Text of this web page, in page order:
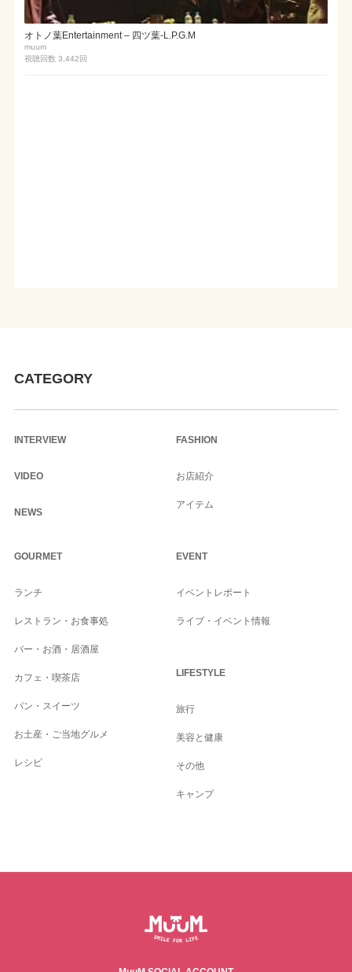
オトノ葉Entertainment – 四ツ葉-L.P.G.M
muum
視聴回数 3,442 回
CATEGORY
INTERVIEW
VIDEO
NEWS
FASHION
お店紹介
アイテム
GOURMET
ランチ
レストラン・お食事処
バー・お酒・居酒屋
カフェ・喫茶店
パン・スイーツ
お土産・ご当地グルメ
レシピ
EVENT
イベントレポート
ライブ・イベント情報
LIFESTYLE
旅行
美容と健康
その他
キャンプ